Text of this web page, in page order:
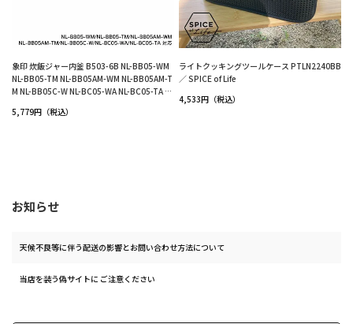
象印 炊飯ジャー内釜 B503-6B NL-BB05-WM
NL-BB05-TM NL-BB05AM-WM NL-BB05AM-T
M NL-BB05C-W NL-BC05-WA NL-BC05-TA 対
5,779円（税込）
ライトクッキングツールケース PTLN2240BB
／ SPICE of Life
4,533円（税込）
お知らせ
天候不良等に伴う配送の影響とお問い合わせ方法について
当店を装う偽サイトに ご注意ください